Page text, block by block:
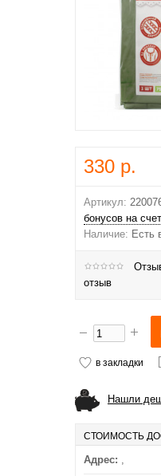
330 р.
Артикул:
бонусов на счет
Наличие: Есть
отзыв
в закладки
Нашли
СТОИМОСТЬ
Адрес: ,